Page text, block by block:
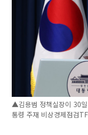
▲김용범 정책실장이 30
통령 주재 비상경제점검